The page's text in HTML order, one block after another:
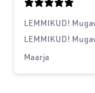
LEMMIKUD!
LEMMIKUD!
Maarja